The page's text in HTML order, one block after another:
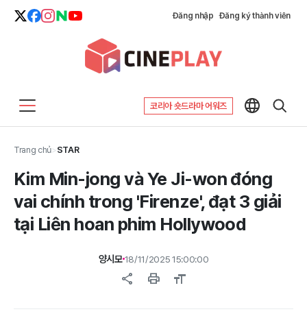
Đăng nhập Đăng ký thành viên
코리아 숏드라마 어워즈
Trang chủ>STAR
Kim Min-jong và Ye Ji-won đóng
vai chính trong 'Firenze', đạt 3 giải
tại Liên hoan phim Hollywood
양시모18/11/2025 15:00:00
share print format_size